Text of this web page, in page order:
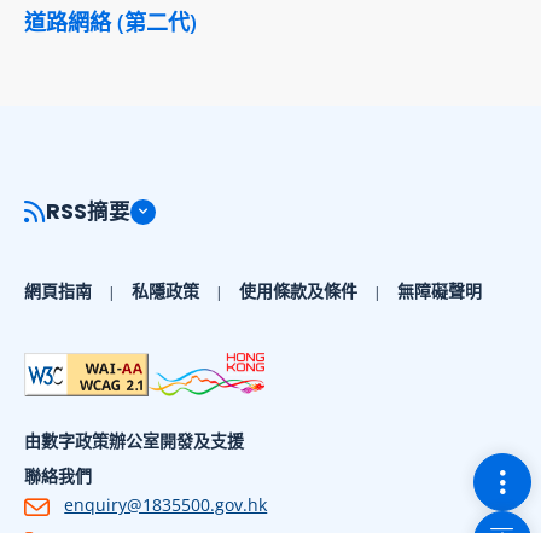
道路網絡 (第二代)
切
回到
RSS摘要
網頁指南 私隱政策 使用條款及條件 無障礙聲明
由數字政策辦公室開發及支援
聯絡我們
enquiry@1835500.gov.hk